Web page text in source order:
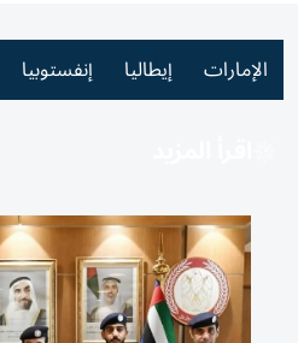
الإمارات إيطاليا إنفستوبيا